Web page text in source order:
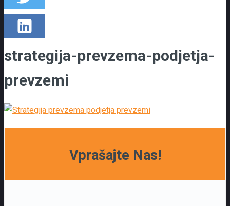
strategija-prevzema-podjetja-
prevzemi
Vprašajte Nas!